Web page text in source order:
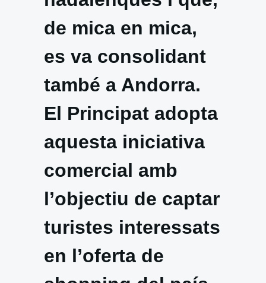
de mica en mica,
es va consolidant
també a Andorra.
El Principat adopta
aquesta iniciativa
comercial amb
l’objectiu de captar
turistes interessats
en l’oferta de